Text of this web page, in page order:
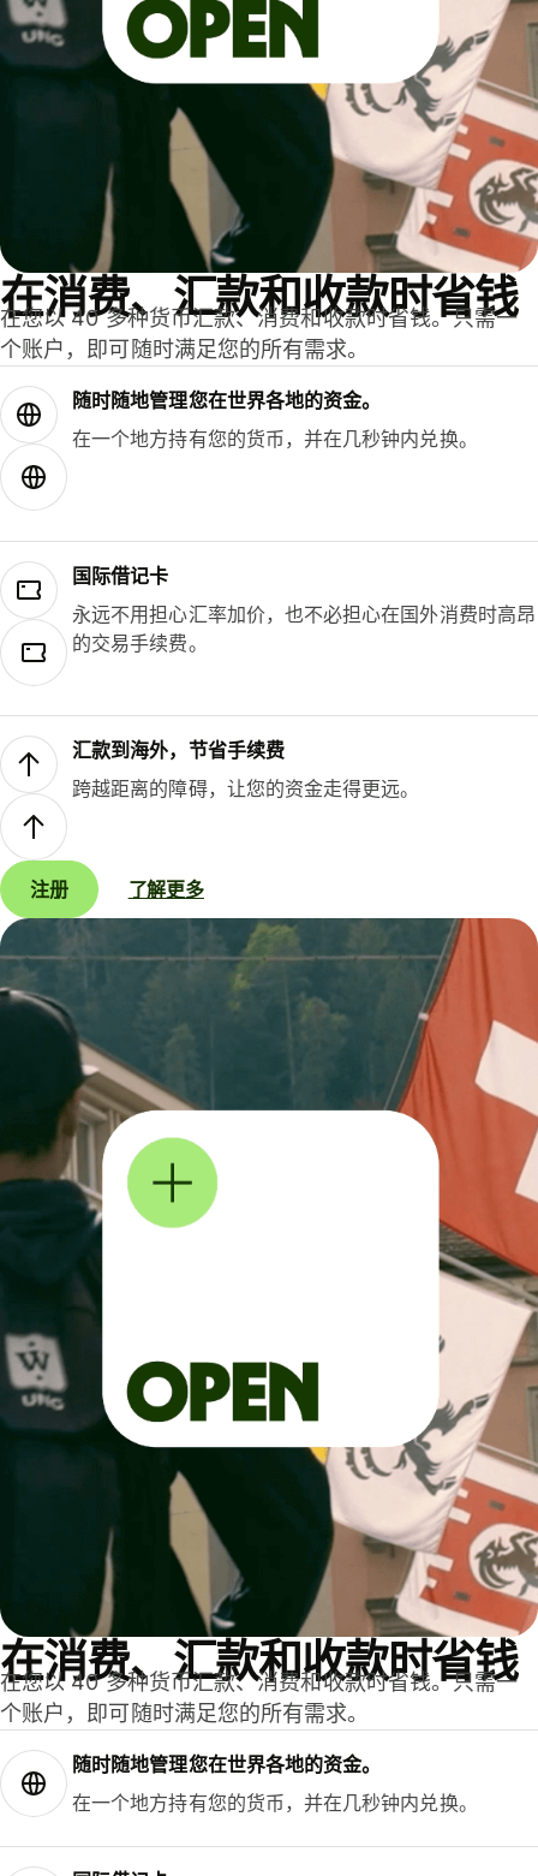
在消费、汇款和收款时省钱
在您以 40 多种货币汇款、消费和收款时省钱。只需一
个账户，即可随时满足您的所有需求。
随时随地管理您在世界各地的资金。
在一个地方持有您的货币，并在几秒钟内兑换。
国际借记卡
永远不用担心汇率加价，也不必担心在国外消费时高昂
的交易手续费。
汇款到海外，节省手续费
跨越距离的障碍，让您的资金走得更远。
注册 了解更多
在消费、汇款和收款时省钱
在您以 40 多种货币汇款、消费和收款时省钱。只需一
个账户，即可随时满足您的所有需求。
随时随地管理您在世界各地的资金。
在一个地方持有您的货币，并在几秒钟内兑换。